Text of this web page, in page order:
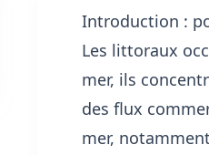
Introduction :
Les littoraux
mer, ils
des flux
mer,